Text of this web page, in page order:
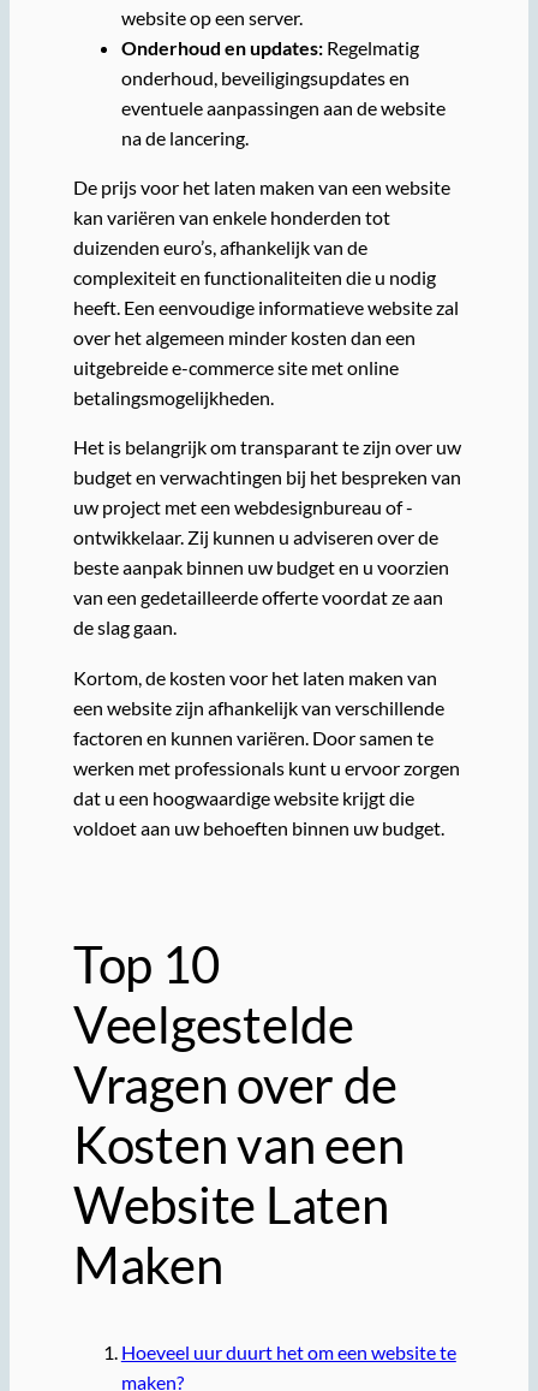
website op een server.
Onderhoud en updates:Regelmatig
onderhoud, beveiligingsupdates en
eventuele aanpassingen aan de website
na de lancering.
De prijs voor het laten maken van een website
kan variëren van enkele honderden tot
duizenden euro’s, afhankelijk van de
complexiteit en functionaliteiten die u nodig
heeft. Een eenvoudige informatieve website zal
over het algemeen minder kosten dan een
uitgebreide e-commerce site met online
betalingsmogelijkheden.
Het is belangrijk om transparant te zijn over uw
budget en verwachtingen bij het bespreken van
uw project met een webdesignbureau of -
ontwikkelaar. Zij kunnen u adviseren over de
beste aanpak binnen uw budget en u voorzien
van een gedetailleerde offerte voordat ze aan
de slag gaan.
Kortom, de kosten voor het laten maken van
een website zijn afhankelijk van verschillende
factoren en kunnen variëren. Door samen te
werken met professionals kunt u ervoor zorgen
dat u een hoogwaardige website krijgt die
voldoet aan uw behoeften binnen uw budget.
Top 10
Veelgestelde
Vragen over de
Kosten van een
Website Laten
Maken
Hoeveel uur duurt het om een website te
maken?